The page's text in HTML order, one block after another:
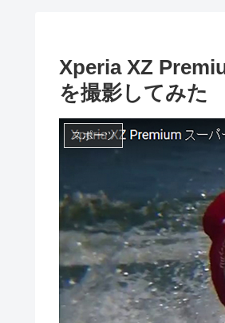
Xperia XZ
を撮影してみた
スポーツ